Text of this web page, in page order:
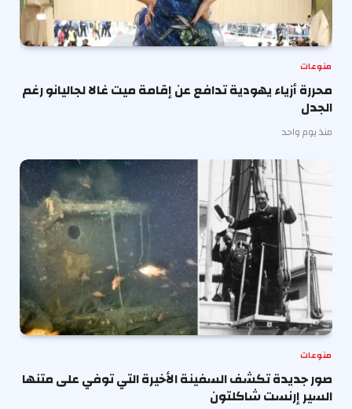
منوعات
محررة أزياء يهودية تدافع عن إقامة ميت غالا لجاليانو رغم
الجدل
منذ يوم واحد
منوعات
صور جديدة تكشف السفينة الأخيرة التي توفي على متنها
السير إرنست شاكلتون